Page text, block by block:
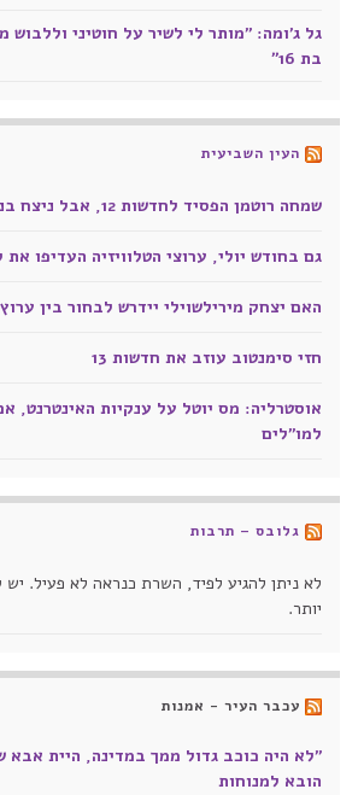
גל ג'ומה: "מותר לי לשיר על חוטיני וללבוש
בת 16״
העין השביעית
שמחה רוטמן הפסיד לחדשות 12, אבל ניצח בניסיון ההשתקה
גם בחודש יולי, ערוצי הטלוויזיה העדיפו את
האם יצחק מירילשוילי יידרש לבחור בין ערוץ 14 לרדיו קול-חי?
חזי סימנטוב עוזב את חדשות 13
אוסטרליה: מס יוטל על ענקיות האינטרנט,
למו"לים
גלובס – תרבות
לא ניתן להגיע לפיד, השרת כנראה לא פעיל. יש
יותר.
עכבר העיר - אמנות
"לא היה כוכב גדול ממך במדינה, היית אבא
הובא למנוחות